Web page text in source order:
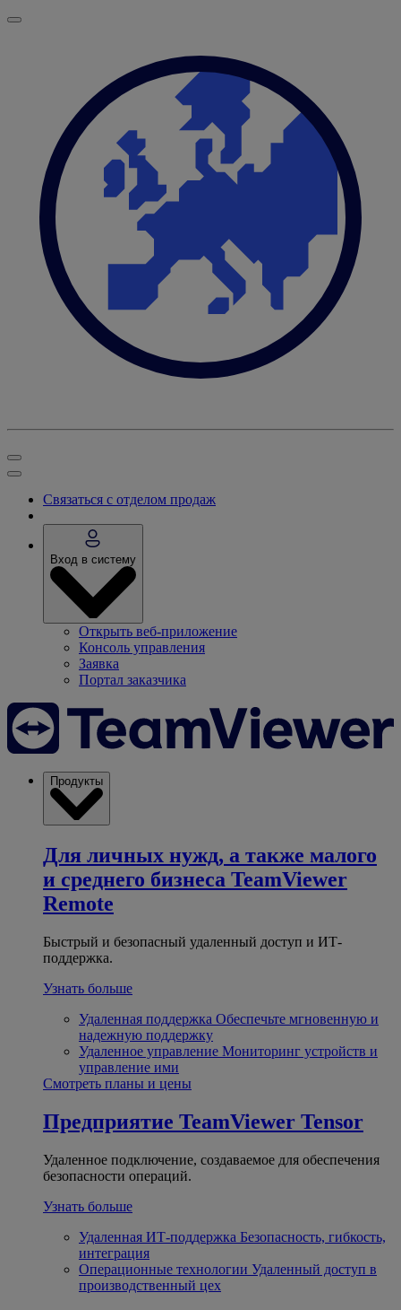
Связаться с отделом продаж
Вход в систему
Открыть веб-приложение
Консоль управления
Заявка
Портал заказчика
Продукты
Для личных нужд, а также малого
и среднего бизнеса TeamViewer
Remote
Быстрый и безопасный удаленный доступ и ИТ-
поддержка.
Узнать больше
Удаленная поддержка Обеспечьте мгновенную и
надежную поддержку
Удаленное управление Мониторинг устройств и
управление ими
Смотреть планы и цены
Предприятие TeamViewer Tensor
Удаленное подключение, создаваемое для обеспечения
безопасности операций.
Узнать больше
Удаленная ИТ-поддержка Безопасность, гибкость,
интеграция
Операционные технологии Удаленный доступ в
производственный цех